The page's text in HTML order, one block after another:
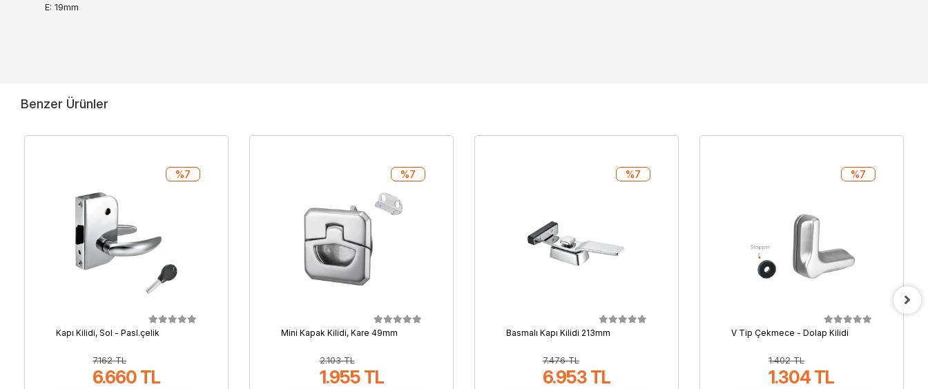
E: 19mm
Benzer Ürünler
Kapı Kilidi, Sol - Pasl.çelik
7.162 TL
6.660 TL
%7
Mini Kapak Kilidi, Kare 49mm
2.103 TL
1.955 TL
%7
Basmalı Kapı Kilidi 213mm
7.476 TL
6.953 TL
%7
V Tip Çekmece - Dolap Kilidi
1.402 TL
1.304 TL
%7